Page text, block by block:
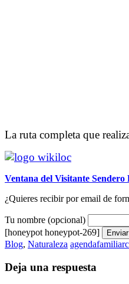
La ruta completa que
Ventana del Visitante Sendero
¿Quieres recibir por email de
Tu nombre (opcional)
[honeypot honeypot-269]
Blog, Naturaleza
Deja una respuesta